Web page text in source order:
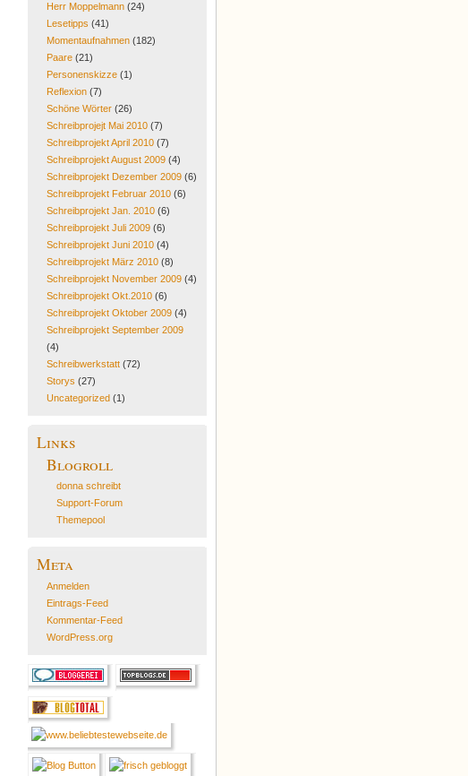
Herr Moppelmann(24)
Lesetipps (41)
Momentaufnahmen(182)
Paare(21)
Personenskizze(1)
Reflexion(7)
Schöne Wörter(26)
Schreibprojejt Mai 2010(7)
Schreibprojekt April 2010(7)
Schreibprojekt August 2009(4)
Schreibprojekt Dezember 2009(6)
Schreibprojekt Februar 2010(6)
Schreibprojekt Jan. 2010(6)
Schreibprojekt Juli 2009(6)
Schreibprojekt Juni 2010(4)
Schreibprojekt März 2010(8)
Schreibprojekt November 2009(4)
Schreibprojekt Okt.2010(6)
Schreibprojekt Oktober 2009(4)
Schreibprojekt September 2009
(4)
Schreibwerkstatt(72)
Storys (27)
Uncategorized (1)
Links
Blogroll
donna schreibt
Support-Forum
Themepool
Meta
Anmelden
Eintrags-Feed
Kommentar-Feed
WordPress.org